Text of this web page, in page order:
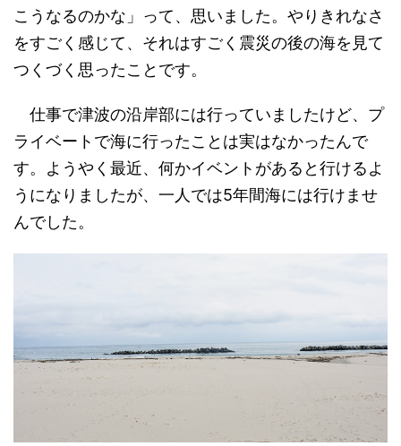
こうなるのかな」って、思いました。やりきれなさ
をすごく感じて、それはすごく震災の後の海を見て
つくづく思ったことです。
仕事で津波の沿岸部には行っていましたけど、プ
ライベートで海に行ったことは実はなかったんで
す。ようやく最近、何かイベントがあると行けるよ
うになりましたが、一人では5年間海には行けませ
んでした。